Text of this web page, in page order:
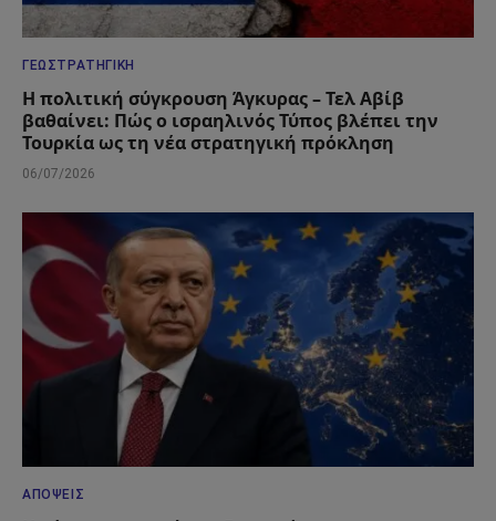
ΓΕΩΣΤΡΑΤΗΓΙΚΉ
Η πολιτική σύγκρουση Άγκυρας – Τελ Αβίβ
βαθαίνει: Πώς ο ισραηλινός Τύπος βλέπει την
Τουρκία ως τη νέα στρατηγική πρόκληση
06/07/2026
ΑΠΌΨΕΙΣ